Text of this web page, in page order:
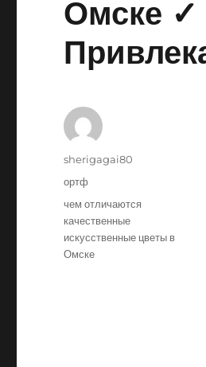
Омске ✓
Author
sherigagai80
Posted
Categories
ортф
Tags
чем отличаются
качественные
искусственные цветы в
Омске